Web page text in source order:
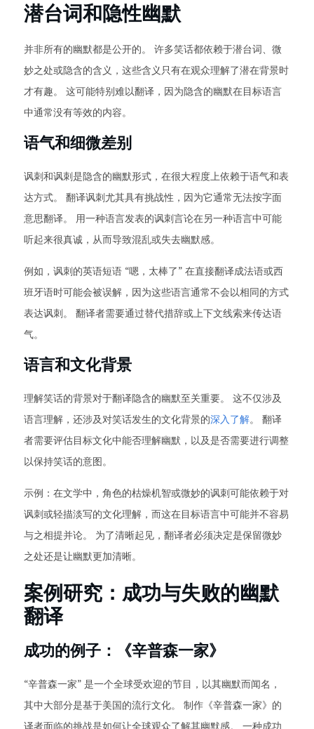
潜台词和隐性幽默
并非所有的幽默都是公开的。 许多笑话都依赖于潜台词、微
妙之处或隐含的含义，这些含义只有在观众理解了潜在背景时
才有趣。 这可能特别难以翻译，因为隐含的幽默在目标语言
中通常没有等效的内容。
语气和细微差别
讽刺和讽刺是隐含的幽默形式，在很大程度上依赖于语气和表
达方式。 翻译讽刺尤其具有挑战性，因为它通常无法按字面
意思翻译。 用一种语言发表的讽刺言论在另一种语言中可能
听起来很真诚，从而导致混乱或失去幽默感。
例如，讽刺的英语短语 “嗯，太棒了” 在直接翻译成法语或西
班牙语时可能会被误解，因为这些语言通常不会以相同的方式
表达讽刺。 翻译者需要通过替代措辞或上下文线索来传达语
气。
语言和文化背景
理解笑话的背景对于翻译隐含的幽默至关重要。 这不仅涉及
语言理解，还涉及对笑话发生的文化背景的深入了解。 翻译
者需要评估目标文化中能否理解幽默，以及是否需要进行调整
以保持笑话的意图。
示例：在文学中，角色的枯燥机智或微妙的讽刺可能依赖于对
讽刺或轻描淡写的文化理解，而这在目标语言中可能并不容易
与之相提并论。 为了清晰起见，翻译者必须决定是保留微妙
之处还是让幽默更加清晰。
案例研究：成功与失败的幽默
翻译
成功的例子：《辛普森一家》
“辛普森一家” 是一个全球受欢迎的节目，以其幽默而闻名，
其中大部分是基于美国的流行文化。 制作《辛普森一家》的
译者面临的挑战是如何让全球观众了解其幽默感。 一种成功